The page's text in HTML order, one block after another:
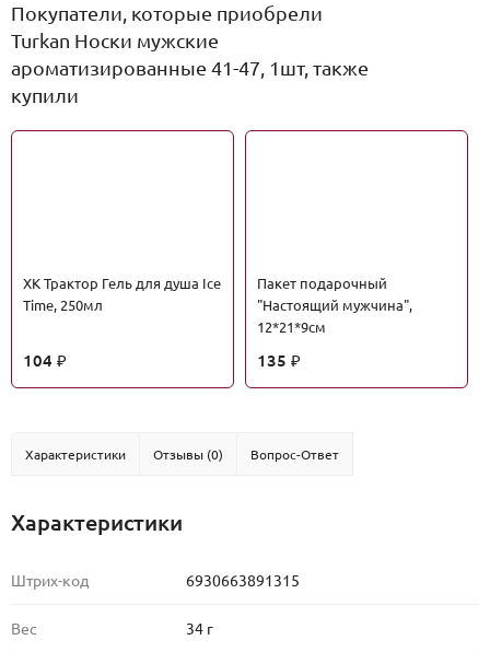
Покупатели, которые приобрели
Turkan Носки мужские
ароматизированные 41-47, 1шт, также
купили
ХК Трактор Гель для душа Ice
Time, 250мл
104 ₽
Пакет подарочный
"Настоящий мужчина",
12*21*9см
135 ₽
Характеристики Отзывы (0) Вопрос-Ответ
Характеристики
Штрих-код 6930663891315
Вес 34 г